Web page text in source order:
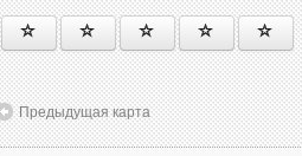
Предыдущая карта